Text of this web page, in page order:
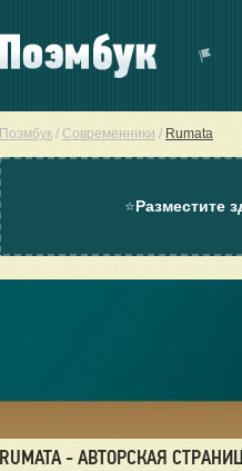
Поэмбук / Современники / Rumata
⭐Разместите
RUMATA - АВТОРСКАЯ